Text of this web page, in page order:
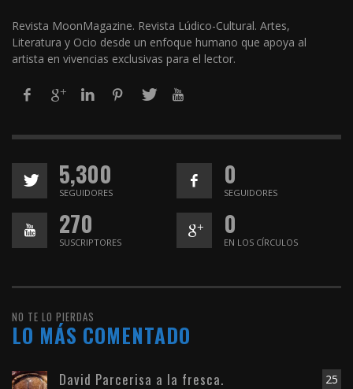
Revista MoonMagazine. Revista Lúdico-Cultural. Artes,
Literatura y Ocio desde un enfoque humano que apoya al
artista en vivencias exclusivas para el lector.
5,300
SEGUIDORES
0
SEGUIDORES
270
SUSCRIPTORES
0
EN LOS CÍRCULOS
NO TE LO PIERDAS
LO MÁS COMENTADO
25
David Parcerisa a la fresca.